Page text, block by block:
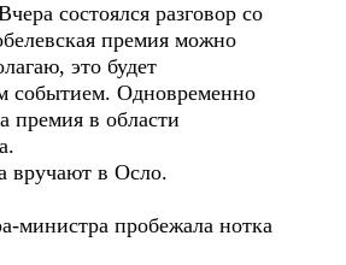
состоялся разговор со
премия можно
это будет
событием. Одновременно
премия в области
вручают в Осло.
министра пробежала нотка